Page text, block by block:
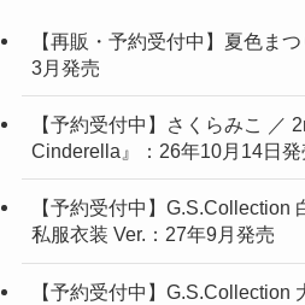
【再販・予約受付中】夏色ま
3月発売
【予約受付中】さくらみこ ／
Cinderella』：26年10月14日発
【予約受付中】G.S.Collection
私服衣装 Ver.：27年9月発売
【予約受付中】G.S.Collection